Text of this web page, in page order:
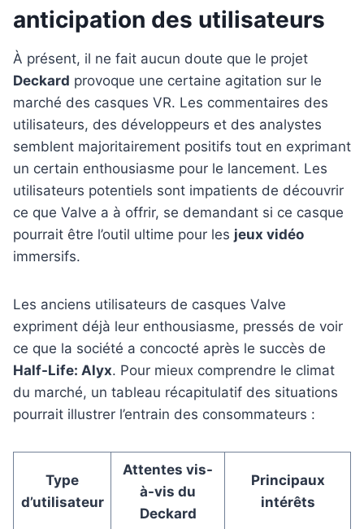
anticipation des utilisateurs
À présent, il ne fait aucun doute que le projet
Deckard provoque une certaine agitation sur le
marché des casques VR. Les commentaires des
utilisateurs, des développeurs et des analystes
semblent majoritairement positifs tout en exprimant
un certain enthousiasme pour le lancement. Les
utilisateurs potentiels sont impatients de découvrir
ce que Valve a à offrir, se demandant si ce casque
pourrait être l’outil ultime pour les jeux vidéo
immersifs.
Les anciens utilisateurs de casques Valve
expriment déjà leur enthousiasme, pressés de voir
ce que la société a concocté après le succès de
Half-Life: Alyx. Pour mieux comprendre le climat
du marché, un tableau récapitulatif des situations
pourrait illustrer l’entrain des consommateurs :
Type
d’utilisateur
Attentes vis-
à-vis du
Deckard
Principaux
intérêts